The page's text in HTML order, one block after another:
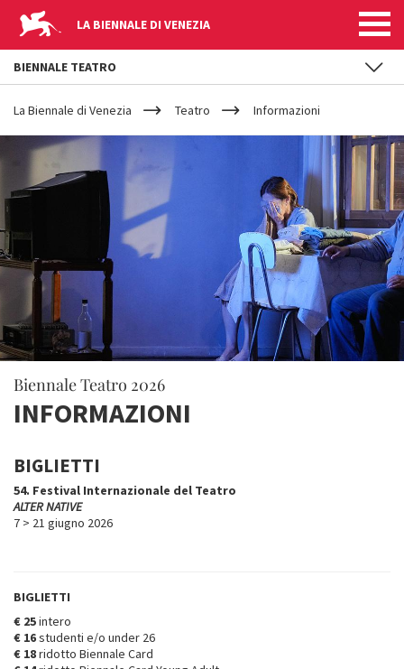
LA BIENNALE DI VENEZIA
YOUR
ARE
HERE
La Biennale di Venezia Teatro Informazioni
Biennale Teatro 2026
INFORMAZIONI
BIGLIETTI
54. Festival Internazionale del Teatro
ALTER NATIVE
7 > 21 giugno 2026
BIGLIETTI
€ 25intero
€ 16studenti e/o under 26
€ 18ridotto Biennale Card
BIENNALE TEATRO